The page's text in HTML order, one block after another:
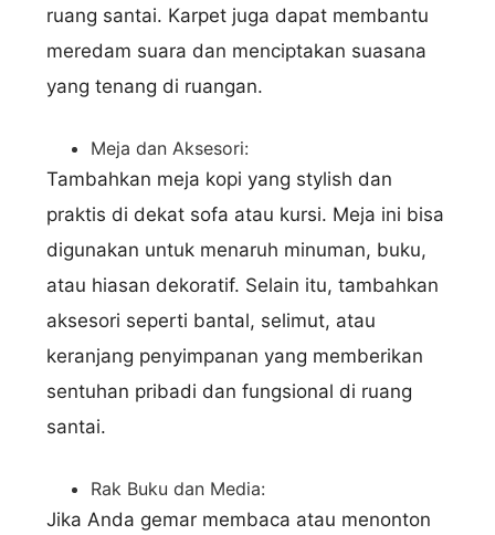
ruang santai. Karpet juga dapat membantu
meredam suara dan menciptakan suasana
yang tenang di ruangan.
Meja dan Aksesori:
Tambahkan meja kopi yang stylish dan
praktis di dekat sofa atau kursi. Meja ini bisa
digunakan untuk menaruh minuman, buku,
atau hiasan dekoratif. Selain itu, tambahkan
aksesori seperti bantal, selimut, atau
keranjang penyimpanan yang memberikan
sentuhan pribadi dan fungsional di ruang
santai.
Rak Buku dan Media:
Jika Anda gemar membaca atau menonton